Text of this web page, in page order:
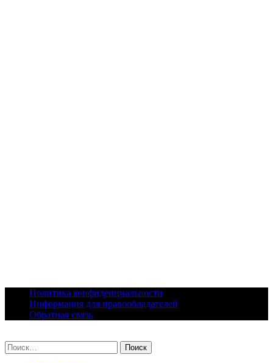
content
Политика конфиденциальности
Информация для правообладателей
Обратная связь
Найти: